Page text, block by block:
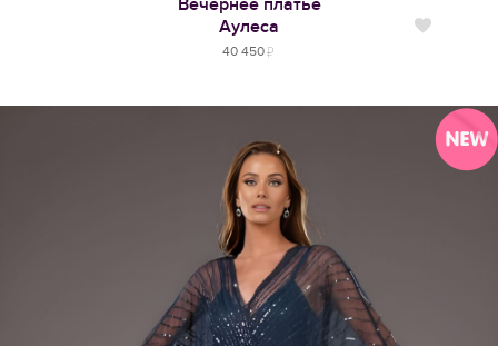
Вечернее платье
Аулеса
40 450